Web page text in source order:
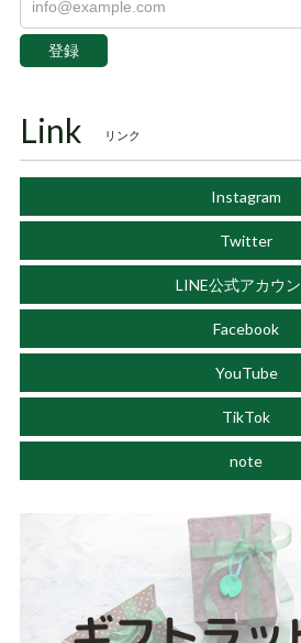
登録
Link リンク
Instagram
Twitter
LINE公式アカウ
Facebook
YouTube
TikTok
note